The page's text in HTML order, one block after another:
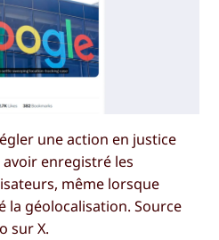
une action en justice
enregistré les
même lorsque
la géolocalisation. Source
sur X.